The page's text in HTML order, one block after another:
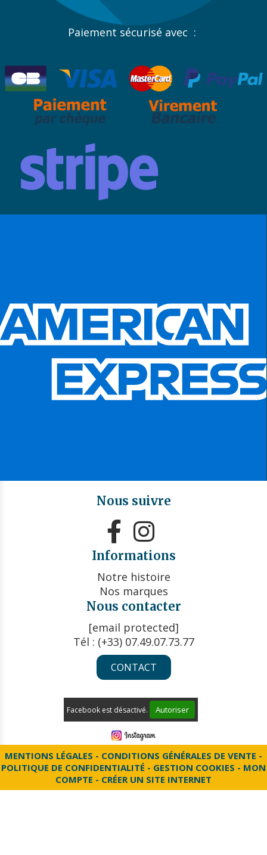
Paiement sécurisé avec :
Nous suivre
 
Informations
Notre histoire
Nos marques
Nous contacter
[email protected]
Tél : (+33) 07.49.07.73.77
CONTACT
Facebook est désactivé. Autoriser
MENTIONS LÉGALES
CONDITIONS GÉNÉRALES DE VENTE
POLITIQUE DE CONFIDENTIALITÉ
GESTION COOKIES
MON
COMPTE
CRÉER UN SITE INTERNET